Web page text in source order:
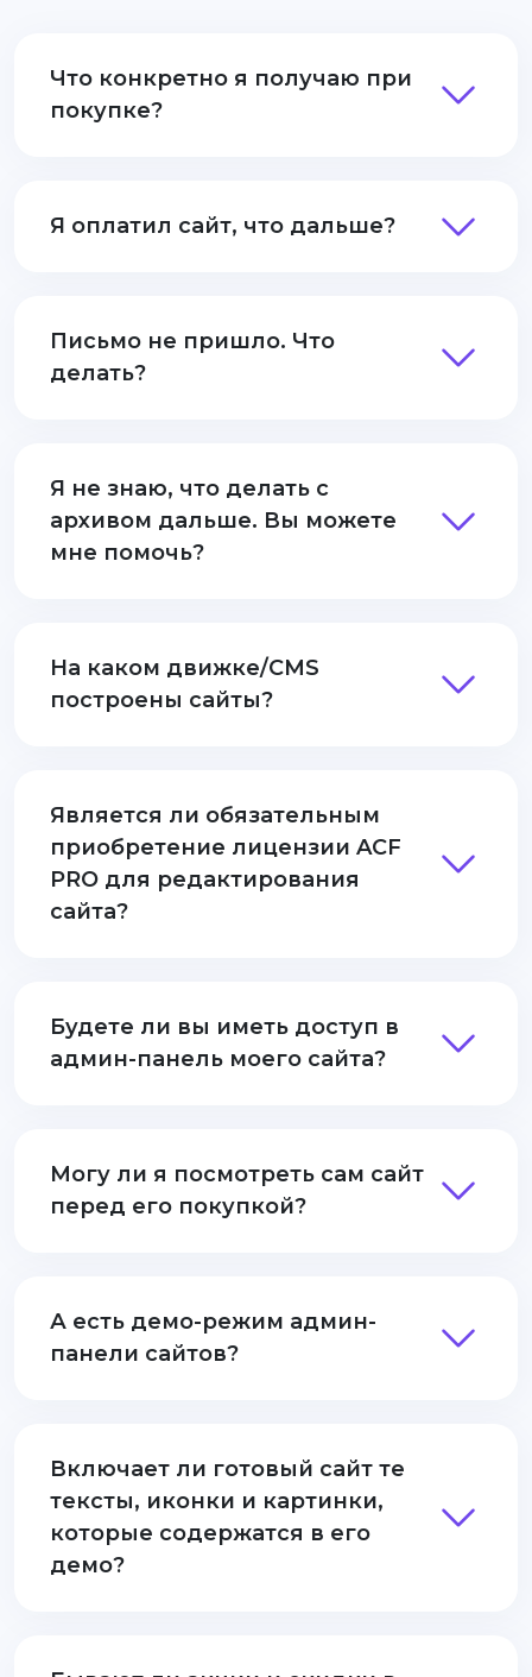
Что конкретно я получаю при
покупке?
Я оплатил сайт, что дальше?
Письмо не пришло. Что
делать?
Я не знаю, что делать с
архивом дальше. Вы можете
мне помочь?
На каком движке/CMS
построены сайты?
Является ли обязательным
приобретение лицензии ACF
PRO для редактирования
сайта?
Будете ли вы иметь доступ в
админ-панель моего сайта?
Могу ли я посмотреть сам сайт
перед его покупкой?
А есть демо-режим админ-
панели сайтов?
Включает ли готовый сайт те
тексты, иконки и картинки,
которые содержатся в его
демо?